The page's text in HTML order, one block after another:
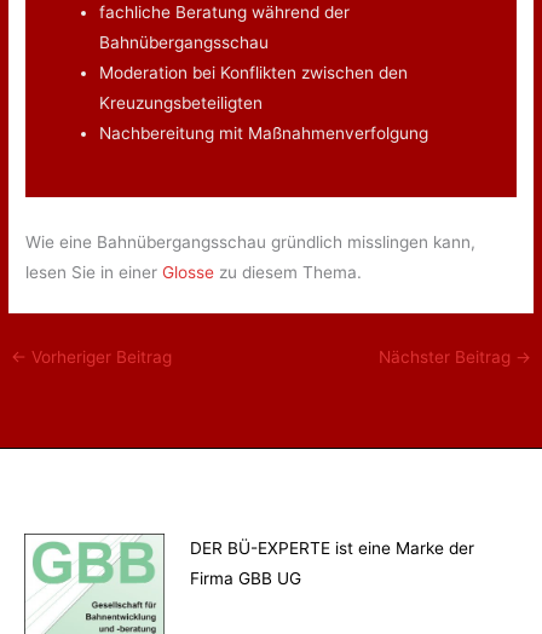
fachliche Beratung während der
Bahnübergangsschau
Moderation bei Konflikten zwischen den
Kreuzungsbeteiligten
Nachbereitung mit Maßnahmenverfolgung
Wie eine Bahnübergangsschau gründlich misslingen kann,
lesen Sie in einerGlosse zu diesem Thema.
← Vorheriger Beitrag Nächster Beitrag →
DER BÜ-EXPERTE ist eine Marke der
Firma GBB UG